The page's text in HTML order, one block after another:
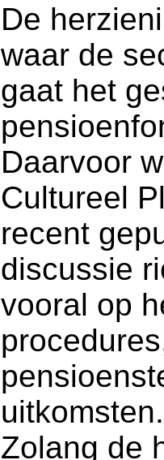
De
waar de
gaat het
Daarvoor
Cultureel
recent
discussie
vooral op
uitkomsten.
Zolang de